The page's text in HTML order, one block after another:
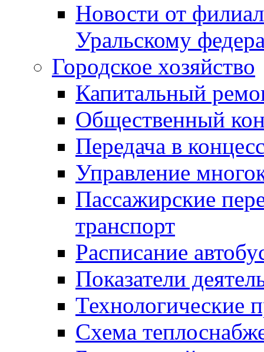
Новости от
Уральскому
Городское хозяйство
Капитальный
Общественный
Передача в
Управление
Пассажирские
транспорт
Расписание
Показатели
Технологические
Схема